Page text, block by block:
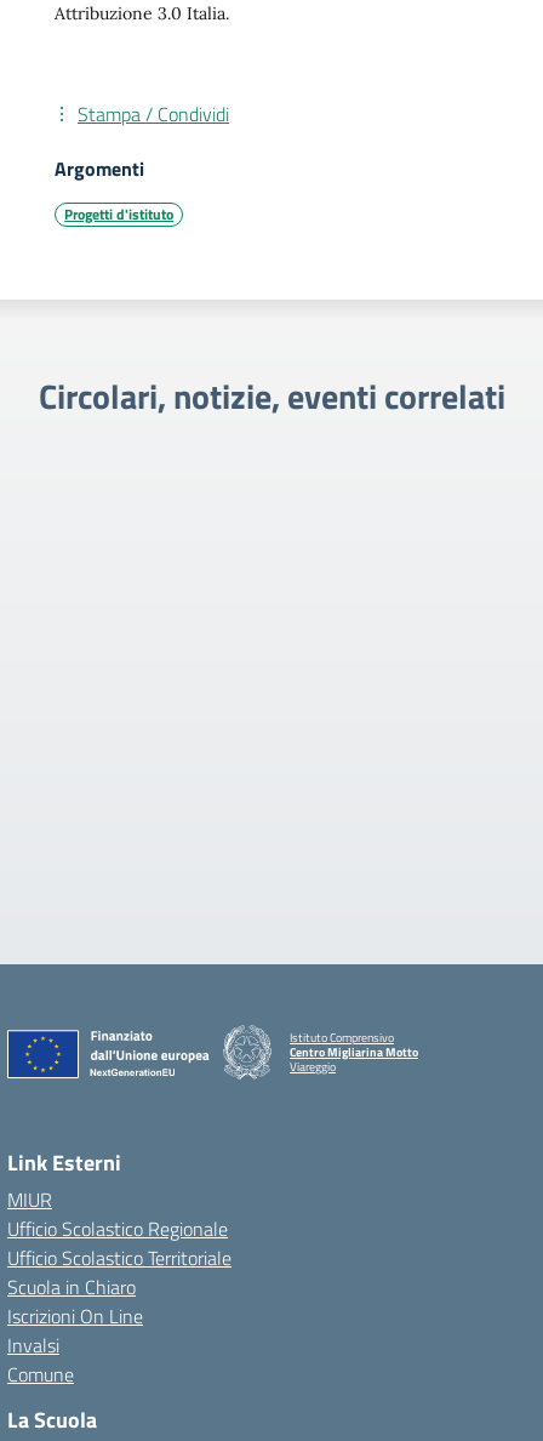
Attribuzione 3.0 Italia.
Stampa / Condividi
Argomenti
Progetti d'istituto
Circolari, notizie, eventi correlati
Istituto Comprensivo
Centro Migliarina Motto
Viareggio
Link Esterni
MIUR
Ufficio Scolastico Regionale
Ufficio Scolastico Territoriale
Scuola in Chiaro
Iscrizioni On Line
Invalsi
Comune
La Scuola